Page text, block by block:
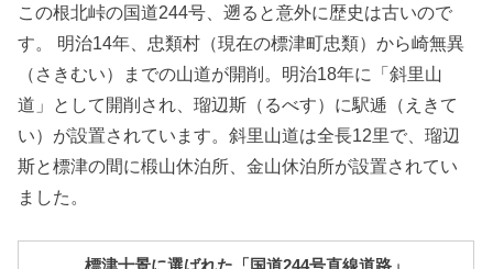
この根北峠の国道244号、遡ると意外に歴史は古いので
す。 明治14年、忠類村（現在の標津町忠類）から崎無異
（さきむい）までの山道が開削。明治18年に「斜里山
道」として開削され、瑠辺斯（るべす）に駅逓（えきて
い）が設置されています。斜里山道は全長12里で、瑠辺
斯と標津の間に椴山休泊所、金山休泊所が設置されてい
ました。